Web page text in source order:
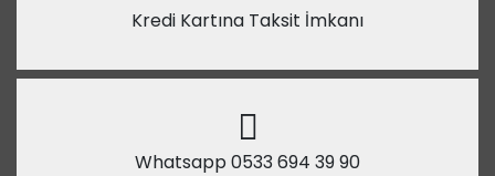
Kredi Kartına Taksit İmkanı
Whatsapp 0533 694 39 90